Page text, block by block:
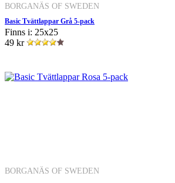
BORGANÄS OF SWEDEN
Basic Tvättlappar Grå 5-pack
Finns i: 25x25
49 kr
BORGANÄS OF SWEDEN